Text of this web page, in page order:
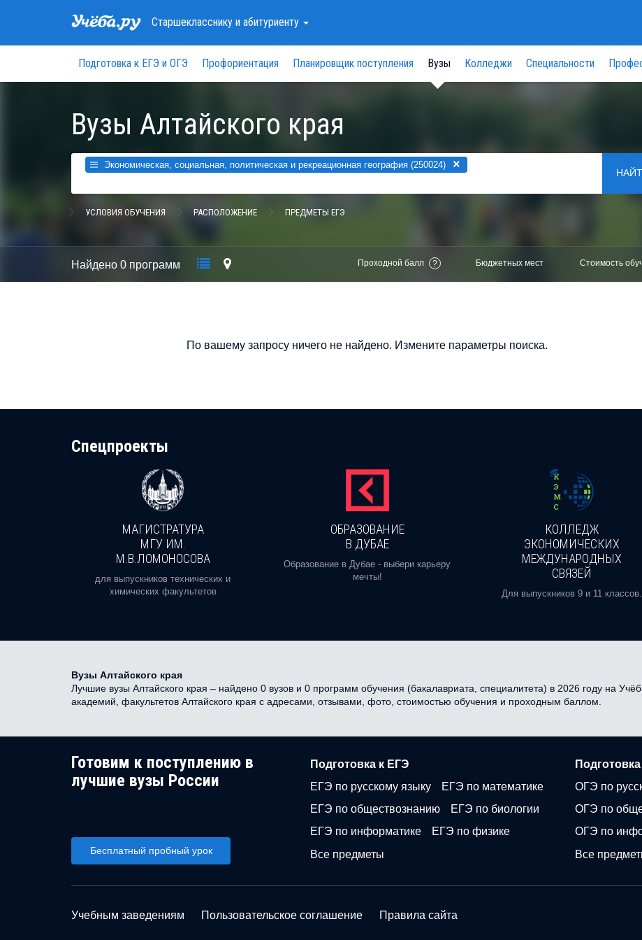
Старшеклассникуи абитуриенту
Подготовка к ЕГЭ и ОГЭ Профориентация Планировщик поступления Вузы Колледжи Специальности
Вузы Алтайского края
Экономическая, социальная, политическая и рекреационная география (250024) ×
УСЛОВИЯ ОБУЧЕНИЯ РАСПОЛОЖЕНИЕ ПРЕДМЕТЫ ЕГЭ
Найдено 0 программ Проходной балл ? Бюджетных мест Стоимость
По вашему запросу ничего не найдено. Измените параметры поиска.
Cпецпроекты
МАГИСТРАТУРА
МГУ ИМ.
М.В.ЛОМОНОСОВА
для выпускников технических и
химических факультетов
ОБРАЗОВАНИЕ
В ДУБАЕ
Образование в Дубае - выбери карьеру
мечты!
КОЛЛЕДЖ
ЭКОНОМИЧЕСКИХ
МЕЖДУНАРОДНЫХ
СВЯЗЕЙ
Для выпускников 9 и 11 классов.
Вузы Алтайского края
Лучшие вузы Алтайского края – найдено 0 вузов и 0 программ обучения (бакалавриата, специалитета) в 2026 году на
академий, факультетов Алтайского края с адресами, отзывами, фото, стоимостью обучения и проходным баллом.
Готовим к поступлению в
лучшие вузы России
Бесплатный пробный урок
Подготовка к ЕГЭ
ЕГЭ по русскому языку
ЕГЭ по математике
ЕГЭ по обществознанию
ЕГЭ по биологии
ЕГЭ по информатике
ЕГЭ по физике
Все предметы
ОГЭ по
ОГЭ по
ОГЭ по
Все
Учебным заведениям Пользовательское соглашение Правила сайта